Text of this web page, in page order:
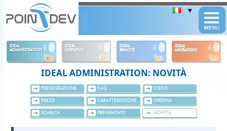
IDEAL
ADMINISTRATION
IDEAL
DISPATCH
IDEAL
REMOTE
IDEAL
MIGRATION
IDEAL ADMINISTRATION: NOVITÀ
PRESENTAZIONE FAQ VISIVE
PREZZI CARATTERISTICHE ORDINA
SCARICA PREVENTIVO NOVITÀ
Panneau de gestion des cookies